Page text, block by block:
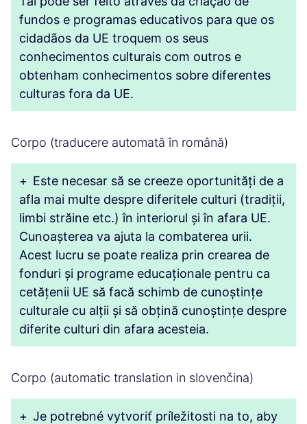
fundos e programas educativos para que os
cidadãos da UE troquem os seus
conhecimentos culturais com outros e
obtenham conhecimentos sobre diferentes
culturas fora da UE.
Corpo (traducere automată în română)
+ Este necesar să se creeze oportunități de a
afla mai multe despre diferitele culturi (tradiții,
limbi străine etc.) în interiorul și în afara UE.
Cunoașterea va ajuta la combaterea urii.
Acest lucru se poate realiza prin crearea de
fonduri și programe educaționale pentru ca
cetățenii UE să facă schimb de cunoștințe
culturale cu alții și să obțină cunoștințe despre
diferite culturi din afara acesteia.
Corpo (automatic translation in slovenčina)
+ Je potrebné vytvoriť príležitosti na to, aby